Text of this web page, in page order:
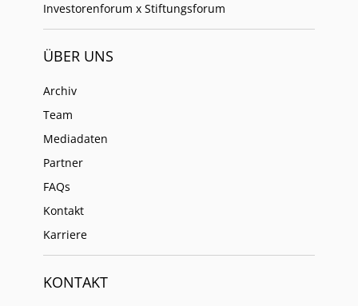
Investorenforum x Stiftungsforum
ÜBER UNS
Archiv
Team
Mediadaten
Partner
FAQs
Kontakt
Karriere
KONTAKT